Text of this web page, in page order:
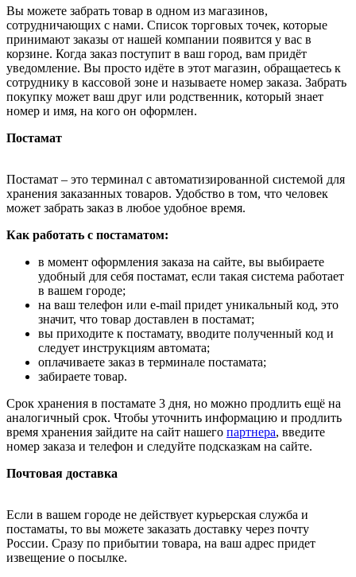
Вы можете забрать товар в одном из магазинов,
сотрудничающих с нами. Список торговых точек, которые
принимают заказы от нашей компании появится у вас в
корзине. Когда заказ поступит в ваш город, вам придёт
уведомление. Вы просто идёте в этот магазин, обращаетесь к
сотруднику в кассовой зоне и называете номер заказа. Забрать
покупку может ваш друг или родственник, который знает
номер и имя, на кого он оформлен.
Постамат
Постамат – это терминал с автоматизированной системой для
хранения заказанных товаров. Удобство в том, что человек
может забрать заказ в любое удобное время.
Как работать с постаматом:
в момент оформления заказа на сайте, вы выбираете
удобный для себя постамат, если такая система работает
в вашем городе;
на ваш телефон или e-mail придет уникальный код, это
значит, что товар доставлен в постамат;
вы приходите к постамату, вводите полученный код и
следует инструкциям автомата;
оплачиваете заказ в терминале постамата;
забираете товар.
Срок хранения в постамате 3 дня, но можно продлить ещё на
аналогичный срок. Чтобы уточнить информацию и продлить
время хранения зайдите на сайт нашего партнера, введите
номер заказа и телефон и следуйте подсказкам на сайте.
Почтовая доставка
Если в вашем городе не действует курьерская служба и
постаматы, то вы можете заказать доставку через почту
России. Сразу по прибытии товара, на ваш адрес придет
извещение о посылке.